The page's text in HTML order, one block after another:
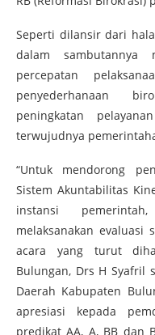
Seperti dilansir dari
dalam sambutannya
percepatan
penyederhanaan
peningkatan
terwujudnya
“Untuk mendorong
Sistem Akuntabilitas
instansi
melaksanakan evaluasi
acara yang turut
Bulungan, Drs H Syafril
Daerah Kabupaten
apresiasi kepada
predikat AA, A, BB dan